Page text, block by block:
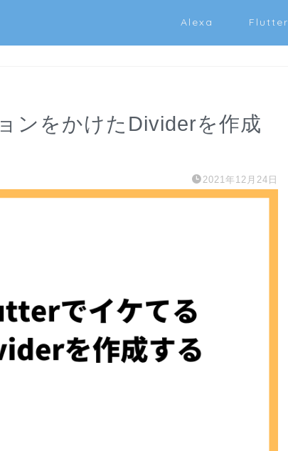
Alexa Flutter
ンをかけたDividerを作成
2021年12月24日